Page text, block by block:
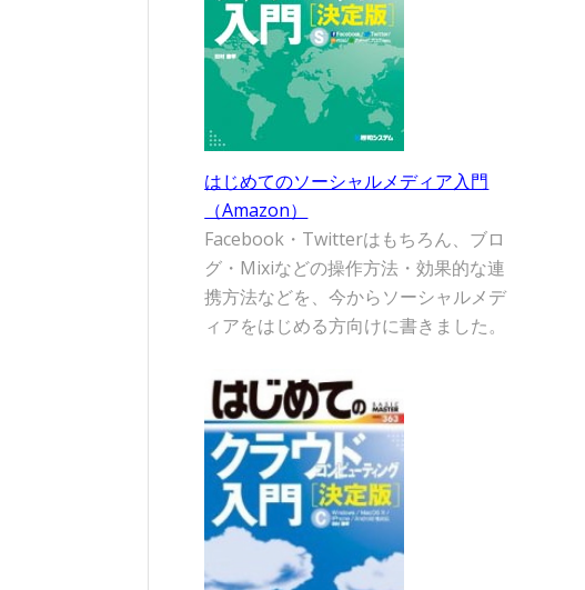
はじめてのソーシャルメディア入門
（Amazon）
Facebook・Twitterはもちろん、ブロ
グ・Mixiなどの操作方法・効果的な連
携方法などを、今からソーシャルメデ
ィアをはじめる方向けに書きました。